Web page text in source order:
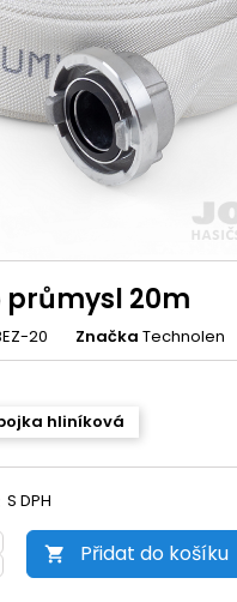
průmysl 20m
20 Značka Technolen
hliníková
S DPH
 Přidat do košíku